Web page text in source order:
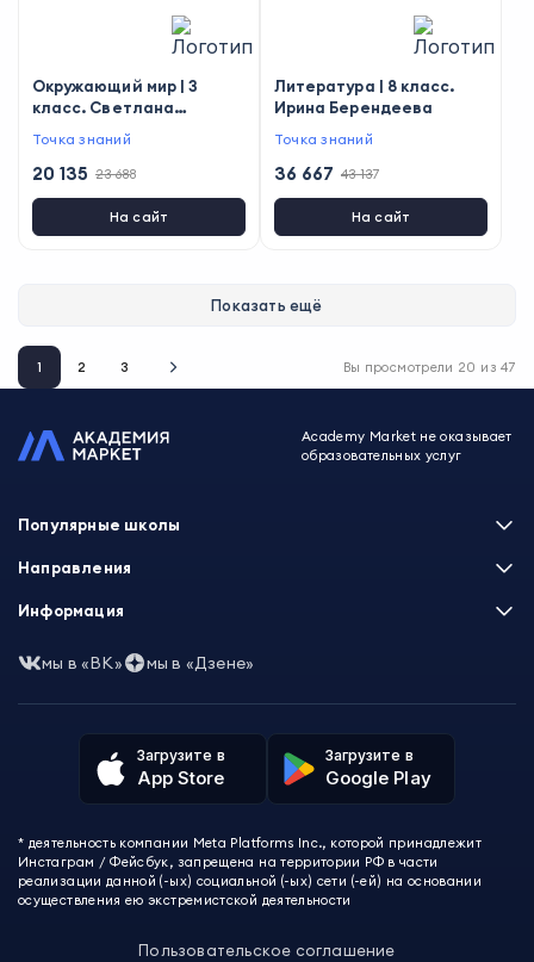
Окружающий мир | 3
класс. Светлана
Емельянченко
Точка знаний
20 135 23 688
На сайт
Литература | 8 класс.
Ирина Берендеева
Точка знаний
36 667 43 137
На сайт
Показать ещё
1 2 3 Вы просмотрели 20 из47
Academy Market не оказывает
образовательных услуг
Загрузите в
App Store
Загрузите в
Google Play
* деятельность компании Meta Platforms Inc., которой принадлежит
Инстаграм / Фейсбук, запрещена на территории РФ в части
реализации данной (-ых) социальной (-ых) сети (-ей) на основании
осуществления ею экстремистской деятельности
Пользовательское соглашение
Популярные школы
Skillbox
XYZ School
Skillfactory
Talentsy
ProductStar
Бруноям
EDPRO
Level One
Направления
Программирование
Маркетинг
Аналитика
Другие профессии
Красота и здоровье
Для детей и подростков
Психология
Информация
Часто задаваемые вопросы
Пользовательское соглашение
Политика обработки данных
Избранные курсы
Акции и скидки
О проекте
Контакты
мы в «ВК» мы в «Дзене»